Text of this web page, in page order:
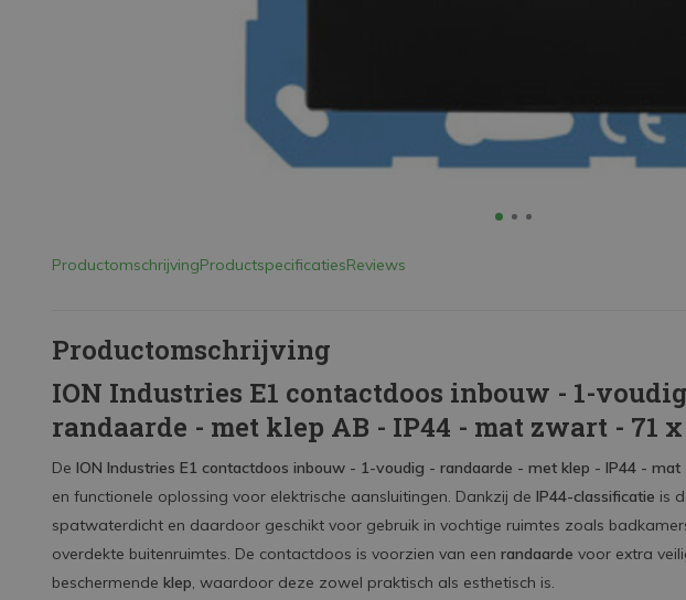
ProductomschrijvingProductspecificatiesReviews
Productomschrijving
ION Industries E1 contactdoos inbouw - 1-
randaarde - met klep AB - IP44 - mat zwart - 71
De ION Industries E1 contactdoos inbouw - 1-voudig - randaarde - met klep - IP44 -
en functionele oplossing voor elektrische aansluitingen. Dankzij de IP44-classificatie is
spatwaterdicht en daardoor geschikt voor gebruik in vochtige ruimtes zoals
overdekte buitenruimtes. De contactdoos is voorzien van een randaarde voor extra
beschermende klep, waardoor deze zowel praktisch als esthetisch is.